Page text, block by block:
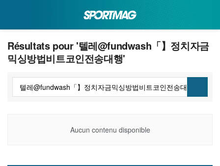
Résultats pour '텔레@fundwash「】정치자금
믹싱방법비트코인전송대행'
Aucun contenu disponible